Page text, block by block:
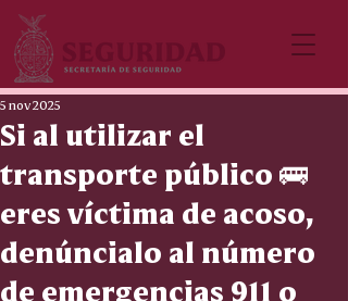
Si al utilizar el
transporte público 🚌
eres víctima de acoso,
denúncialo al número
de emergencias 911 o
5 nov 2025